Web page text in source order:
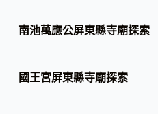
南池萬應公屏東縣寺廟探索
國王宮屏東縣寺廟探索